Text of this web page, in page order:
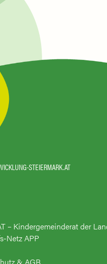
STEIERMARK.AT
– Kindergemeinderat der
Netz APP